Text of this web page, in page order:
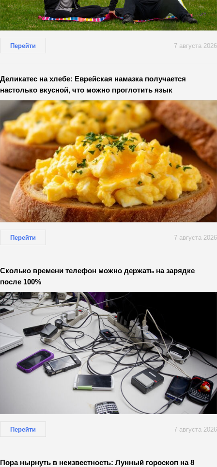
Перейти 7 августа 2026
Деликатес на хлебе: Еврейская намазка получается
настолько вкусной, что можно проглотить язык
Перейти 7 августа 2026
Сколько времени телефон можно держать на зарядке
после 100%
Перейти 7 августа 2026
Пора нырнуть в неизвестность: Лунный гороскоп на 8